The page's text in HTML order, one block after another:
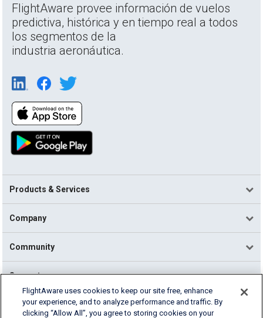
FlightAware provee información de vuelos
predictiva, histórica y en tiempo real a todos
los segmentos de la
industria aeronáutica.
Products & Services
Company
Community
Support
English (USA)
FlightAware uses cookies to keep our site free, enhance
your experience, and to analyze performance and traffic. By
clicking “Allow All”, you agree to storing cookies on your